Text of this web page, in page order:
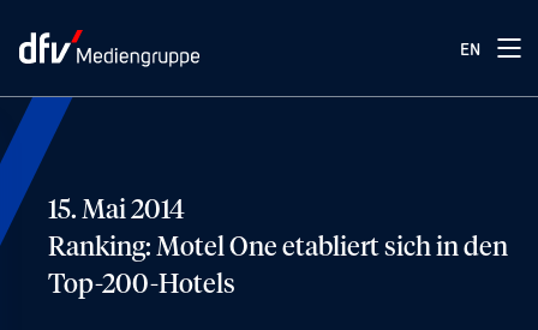
EN
15. Mai 2014
Ranking: Motel One etabliert sich in den
Top-200-Hotels